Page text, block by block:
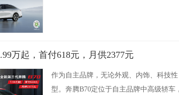
万起，首付618元，月供2377元
作为自主品牌，无论外观、内饰、科技
型。奔腾B70定位于自主品牌中高级轿车